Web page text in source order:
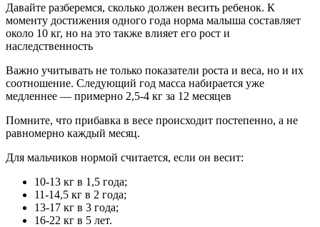
Давайте разберемся, сколько должен весить ребенок. К
моменту достижения одного года норма малыша составляет
около 10 кг, но на это также влияет его рост и
наследственность
Важно учитывать не только показатели роста и веса, но и их
соотношение. Следующий год масса набирается уже
медленнее — примерно 2,5-4 кг за 12 месяцев
Помните, что прибавка в весе происходит постепенно, а не
равномерно каждый месяц.
Для мальчиков нормой считается, если он весит:
10-13 кг в 1,5 года;
11-14,5 кг в 2 года;
13-17 кг в 3 года;
16-22 кг в 5 лет.